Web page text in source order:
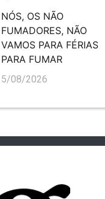
NÓS, OS NÃO
FUMADORES, NÃO
VAMOS PARA FÉRIAS
PARA FUMAR
5/08/2026